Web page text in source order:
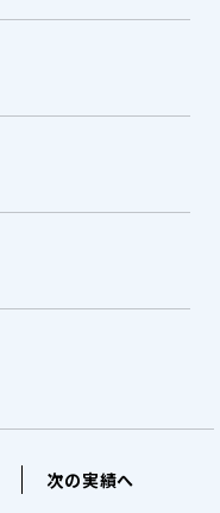
次の実績へ